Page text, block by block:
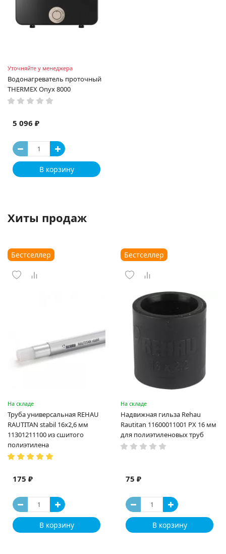
Уточняйте у менеджера
Водонагреватель проточный
THERMEX Onyx 8000
5 096 ₽
В корзину
Хиты продаж
Бестселлер
На складе
Труба универсальная REHAU
RAUTITAN stabil 16х2,6 мм
11301211100 из сшитого
полиэтилена
175 ₽
В корзину
Бестселлер
На складе
Надвижная гильза Rehau
Rautitan 11600011001 PX 16 мм
для полиэтиленовых труб
75 ₽
В корзину